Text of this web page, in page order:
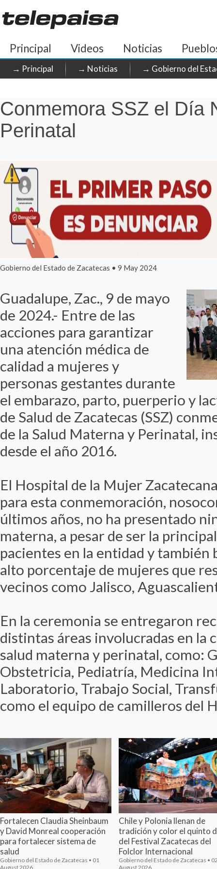
Principal Videos Noticias
→ Principal → Noticias → Gobierno del
Conmemora SSZ el Día
Perinatal
Gobierno del Estado de Zacatecas • 9 May 2024
Guadalupe, Zac., 9 de mayo
de 2024.- Entre de las
acciones para garantizar
una atención médica de
calidad a mujeres y
personas gestantes durante
el embarazo, parto, puerperio y
de Salud de Zacatecas (SSZ)
de la Salud Materna y Perinatal,
desde el año 2016.
El Hospital de la Mujer
para esta conmemoración,
últimos años, no ha presentado
materna, a pesar de ser la
pacientes en la entidad y también
alto porcentaje de mujeres que
vecinos como Jalisco,
En la ceremonia se entregaron
distintas áreas involucradas en la
salud materna y perinatal, como:
Obstetricia, Pediatría, Medicina
Laboratorio, Trabajo Social,
como el equipo de camilleros del
Fortalecen Claudia Sheinbaum
y David Monreal cooperación
para fortalecer sistema de
salud
Gobierno del Estado de Zacatecas • 01
August 2026
Chile y Polonia llenan de
tradición y color el quinto
del Festival Zacatecas del
Folclor Internacional
Gobierno del Estado de Zacatecas •
August 2026